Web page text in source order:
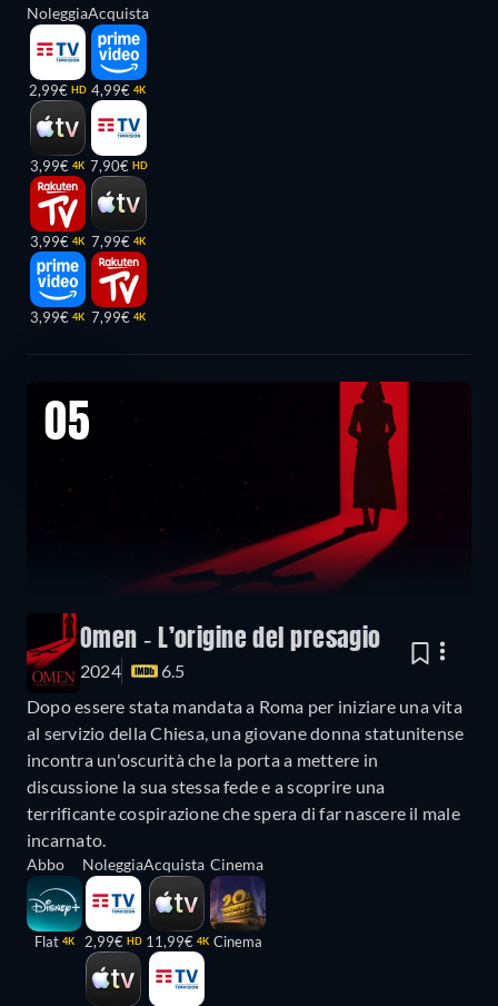
Noleggia
2,99€ HD
3,99€ 4K
3,99€ 4K
3,99€ 4K
Acquista
4,99€ 4K
7,90€ HD
7,99€ 4K
7,99€ 4K
05
Omen - L’origine del presagio
2024
6.5
Dopo essere stata mandata a Roma per iniziare una vita
al servizio della Chiesa, una giovane donna statunitense
incontra un'oscurità che la porta a mettere in
discussione la sua stessa fede e a scoprire una
terrificante cospirazione che spera di far nascere il male
incarnato.
Abbo
Flat 4K
Noleggia
2,99€ HD
Acquista
11,99€ 4K
Cinema
Cinema